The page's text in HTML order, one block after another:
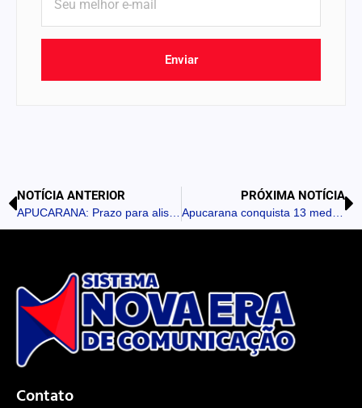
Enviar
NOTÍCIA ANTERIOR
APUCARANA: Prazo para alistamento militar entra na reta final e termina em 30 de junho
PRÓXIMA NOTÍCIA
Apucarana conquista 13 medalhas no Campeonato Paranaense Loterias Caixa de Atletismo
Contato